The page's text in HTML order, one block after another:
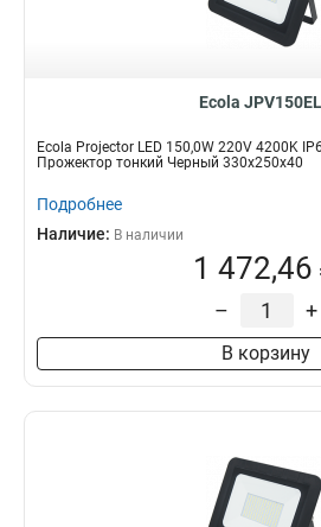
Ecola
Ecola Projector LED 150,0W 220V 4200K
Прожектор тонкий Черный 330x250x40
Подробнее
Наличие: В наличии
1 472,46
– +
В корзину